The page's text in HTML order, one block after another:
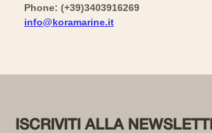
ISCRIVITI ALLA